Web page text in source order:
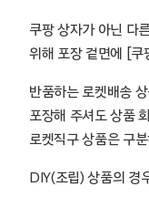
쿠팡 상자가 아닌 다
위해 포장 겉면에 [쿠
반품하는 로켓배송
포장해 주셔도 상품
로켓직구 상품은 구
DIY(조립) 상품의 경